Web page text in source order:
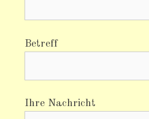
Betreff
Ihre Nachricht